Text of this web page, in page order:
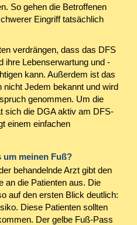
So gehen die Betroffenen
Eingriff tatsächlich
verdrängen, dass das DFS
ihre Lebenserwartung und -
kann. Außerdem ist das
nicht Jedem bekannt und wird
genommen. Um die
sich die DGA aktiv am DFS-
einem einfachen
um meinen Fuß?
behandelnde Arzt gibt den
an die Patienten aus. Die
auf den ersten Blick deutlich:
Diese Patienten sollten
Der gelbe Fuß-Pass